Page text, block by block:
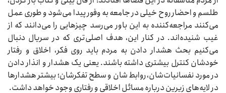
طلسم و احضار روح خیلی در جامعه به وفور پیدا می‌شود و طوری عمل
می‌کنند مراجعه‌کننده به این باور می‌رسد چیزهایی را می‌دانند که از
غیب شنیده‌اند. در کنار این، هدف اصلی‌تری که در سریال دنبال
می‌کنیم بحث هشدار دادن به مردم باید روی فکر، اخلاق و رفتار
خودشان کنترل بیشتری داشته باشند. یعنی یک هشدار و انذار دادن
در مورد نفسانیات‌شان، روابط‌ شان و سطح تفکرشان؛ بیشتر هشدارها
در لایه‌های زیرین درباره مسائل اخلاقی و رفتاری وجود خواهد داشت.